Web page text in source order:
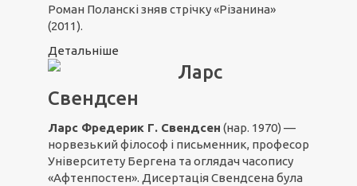
Роман Поланскі зняв стрічку «Різанина»
(2011).
Детальніше
Ларс
Свендсен
Ларс Фредерик Г. Свендсен (нар. 1970) —
норвезький філософ і письменник, професор
Університету Бергена та оглядач часопису
«Афтенпостен». Дисертація Свендсена була